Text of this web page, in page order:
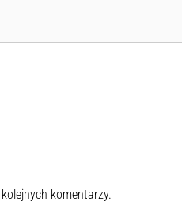
komentarzy.